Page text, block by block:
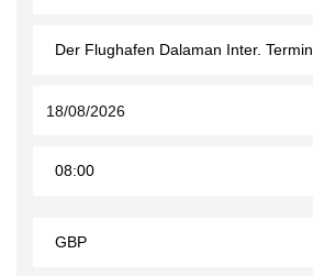
Der Flughafen Dalaman Inter. Termin
08:00
GBP